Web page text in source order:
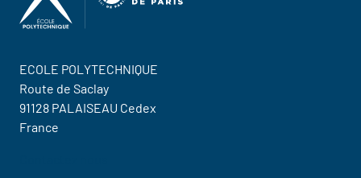
ECOLE POLYTECHNIQUE
Route de Saclay
91128 PALAISEAU Cedex
France